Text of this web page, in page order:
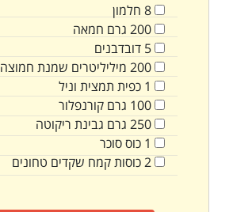
8 חלמון
200 גרם חמאה
5 דובדבנים
200 מיליליטרים שמנת חמוצה
1 כפית תמצית וניל
100 גרם קורנפלור
250 גרם גבינת ריקוטה
1 כוססוכר
2כוסותקמח שקדים טחונים